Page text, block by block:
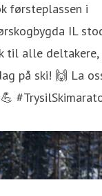
førsteplassen i
IL
til alle deltakere,
på ski! 🙌 La